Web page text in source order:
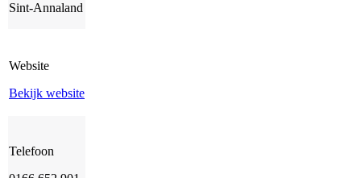
Sint-Annaland
Website
Bekijk website
Telefoon